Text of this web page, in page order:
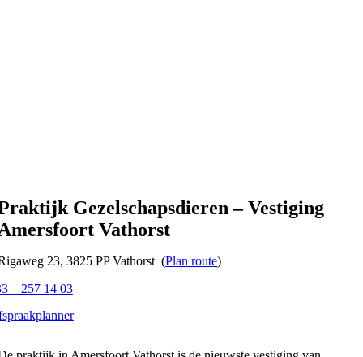
Gezelschapsdieren – Vestiging
Vathorst
23, 3825 PP Vathorst (Plan route)
– 257 14 03